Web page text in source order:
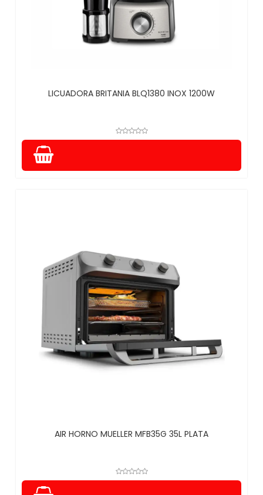
LICUADORA BRITANIA BLQ1380 INOX 1200W
AIR HORNO MUELLER MFB35G 35L PLATA